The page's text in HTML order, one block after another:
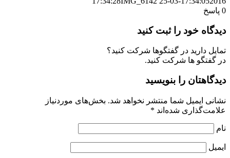
0 پاسخ
دیدگاه خود را ثبت کنید
تمایل دارید در گفتگوها شرکت کنید؟
در گفتگو ها شرکت کنید.
دیدگاهتان را بنویسید
نشانی ایمیل شما منتشر نخواهد شد. بخش‌های موردنیاز
علامت‌گذاری شده‌اند *
نام
ایمیل